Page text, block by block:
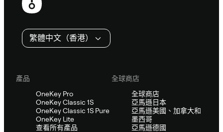
繁體中文（香港）
產品
OneKey Pro
OneKey Classic 1S
OneKey Classic 1S Pure
OneKey Lite
查看所有產品
全球商店
全球商店
亞馬遜日本
亞馬遜美國、加拿大和
墨西哥
亞馬遜德國